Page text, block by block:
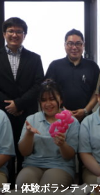
夏！体験ボランティ